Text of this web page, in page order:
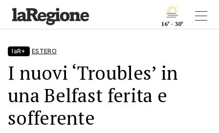
16° - 30°
laR+ ESTERO
I nuovi ‘Troubles’ in
una Belfast ferita e
sofferente